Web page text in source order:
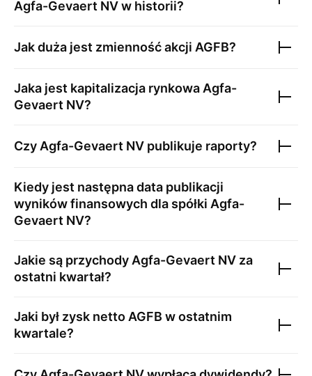
Agfa-Gevaert NVw historii?
Jak duża jest zmienność akcji AGFB?
Jaka jest kapitalizacja rynkowa Agfa-
Gevaert NV?
Czy Agfa-Gevaert NV publikuje raporty?
Kiedy jest następna data publikacji
wyników finansowych dla spółki Agfa-
Gevaert NV?
Jakie są przychody Agfa-Gevaert NV za
ostatni kwartał?
Jaki był zysk netto AGFB w ostatnim
kwartale?